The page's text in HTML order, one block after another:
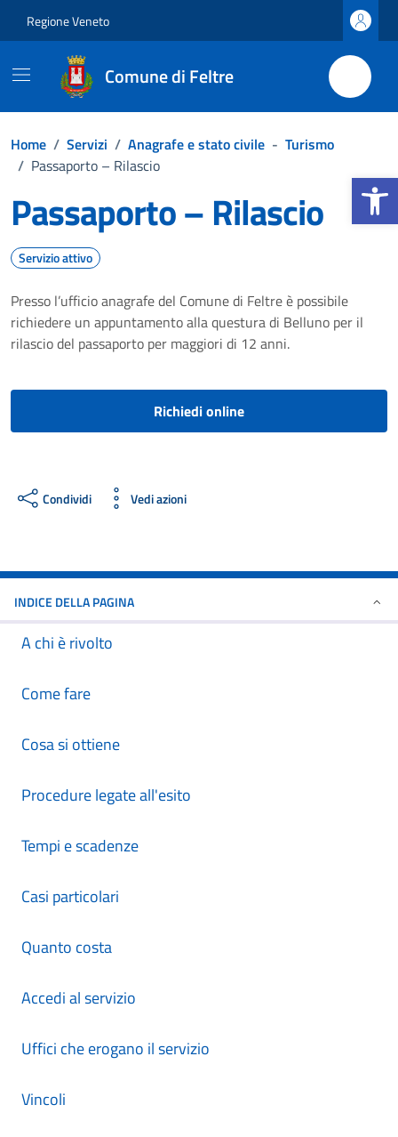
Apri la
Regione Veneto
Comune di Feltre
Home / Servizi / Anagrafe e stato civile - Turismo
/ Passaporto – Rilascio
Passaporto – Rilascio
Servizio attivo
Presso l’ufficio anagrafe del Comune di Feltre è possibile
richiedere un appuntamento alla questura di Belluno per il
rilascio del passaporto per maggiori di 12 anni.
Richiedi online
Condividi Vedi azioni
INDICE DELLA PAGINA
A chi è rivolto
Come fare
Cosa si ottiene
Procedure legate all'esito
Tempi e scadenze
Casi particolari
Quanto costa
Accedi al servizio
Uffici che erogano il servizio
Vincoli